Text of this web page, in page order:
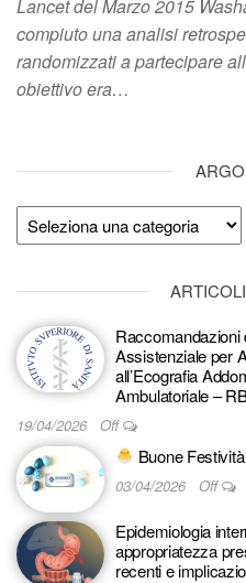
Lancet del Marzo 2015
compiuto una analisi
randomizzati a partecipare
obiettivo era…
Argomenti
Raccomandazioni
Assistenziale per
all’Ecografia
Ambulatoriale –
19/04/2026 Off
Buone
03/04/2026 Off
Epidemiologia
appropriatezza
recenti e